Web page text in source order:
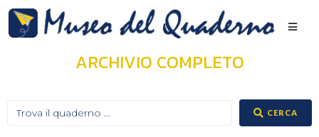
ARCHIVIO COMPLETO
CERCA